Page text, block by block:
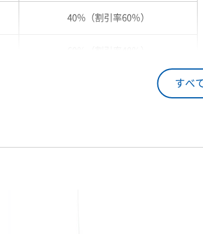
すべ
40％（割引率60％）
100％（割引率 0％）